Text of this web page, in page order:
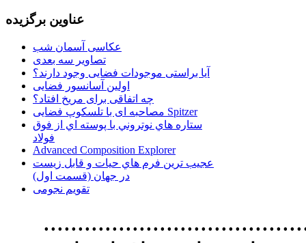
عناوین برگزیده
عکاسی آسمان شب
تصاویر سه بعدی
آیا براستی موجودات فضایی وجود دارند؟
اولین آسانسور فضایی
چه اتفاقی برای مریخ افتاد؟
مصاحبه ای با تلسکوپ فضایی Spitzer
ستاره هاي نوتروني با پوسته اي از فوق
فولاد
Advanced Composition Explorer
عجیب ترین فرم هاي حيات و قابل زيست
در جهان (قسمت اول)
تقویم نجومی
استفاده از